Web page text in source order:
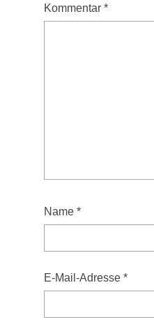
Kommentar *
Name *
E-Mail-Adresse *